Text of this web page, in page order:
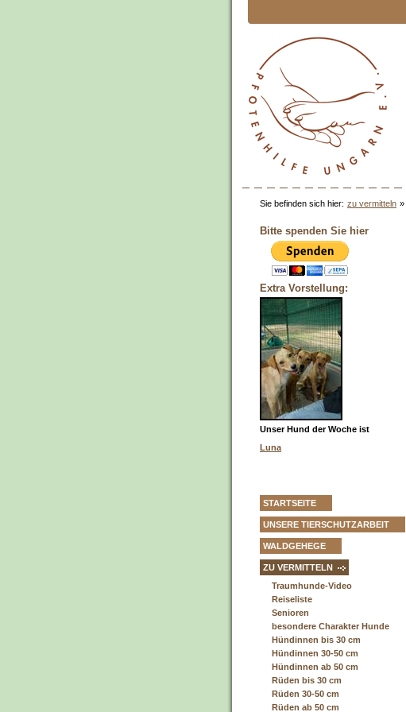
Sie befinden sich hier: zu vermitteln »
Bitte spenden Sie hier
Extra Vorstellung:
Unser Hund der Woche ist
Luna
STARTSEITE
UNSERE TIERSCHUTZARBEIT
WALDGEHEGE
ZU VERMITTELN
Traumhunde-Video
Reiseliste
Senioren
besondere Charakter Hunde
Hündinnen bis 30 cm
Hündinnen 30-50 cm
Hündinnen ab 50 cm
Rüden bis 30 cm
Rüden 30-50 cm
Rüden ab 50 cm